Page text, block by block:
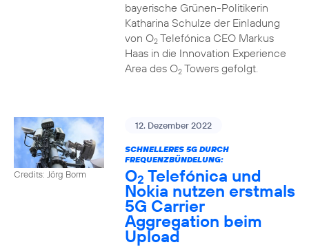
bayerische Grünen-Politikerin
Katharina Schulze der Einladung
von O2Telefónica CEO Markus
Haas in die Innovation Experience
Area des O2Towers gefolgt.
Credits: Jörg Borm
12. Dezember 2022
SCHNELLERES 5G DURCH
FREQUENZBÜNDELUNG:
O2 Telefónica und
Nokia nutzen erstmals
5G Carrier
Aggregation beim
Upload